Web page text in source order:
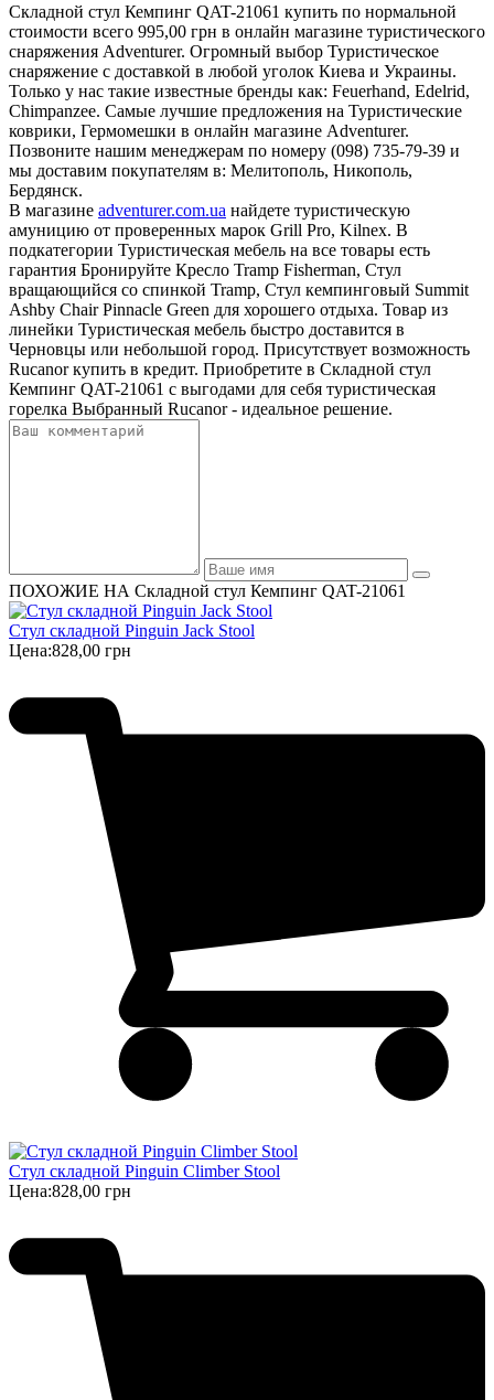
Складной стул Кемпинг QAT-21061 купить по нормальной
стоимости всего 995,00 грн в онлайн магазине туристического
снаряжения Adventurer. Огромный выбор Туристическое
снаряжение с доставкой в любой уголок Киева и Украины.
Только у нас такие известные бренды как: Feuerhand, Edelrid,
Chimpanzee. Самые лучшие предложения на Туристические
коврики, Гермомешки в онлайн магазине Adventurer.
Позвоните нашим менеджерам по номеру (098) 735-79-39 и
мы доставим покупателям в: Мелитополь, Никополь,
Бердянск.
В магазине adventurer.com.ua найдете туристическую
амуницию от проверенных марок Grill Pro, Kilnex. В
подкатегории Туристическая мебель на все товары есть
гарантия Бронируйте Кресло Tramp Fisherman, Стул
вращающийся со спинкой Tramp, Стул кемпинговый Summit
Ashby Chair Pinnacle Green для хорошего отдыха. Товар из
линейки Туристическая мебель быстро доставится в
Черновцы или небольшой город. Присутствует возможность
Rucanor купить в кредит. Приобретите в Складной стул
Кемпинг QAT-21061 с выгодами для себя туристическая
горелка Выбранный Rucanor - идеальное решение.
ПОХОЖИЕ НА Складной стул Кемпинг QAT-21061
Стул складной Pinguin Jack Stool
Цена:828,00 грн
Стул складной Pinguin Climber Stool
Цена:828,00 грн